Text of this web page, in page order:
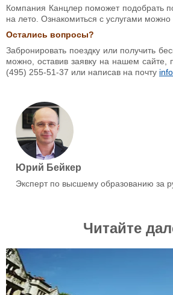
Компания Канцлер поможет подобрать
на лето. Ознакомиться с услугами можно
Остались вопросы?
Забронировать поездку или получить
можно, оставив заявку на нашем сайте,
(495) 255-51-37 или написав на почту
Юрий Бейкер
Эксперт по высшему образованию за
Читайте